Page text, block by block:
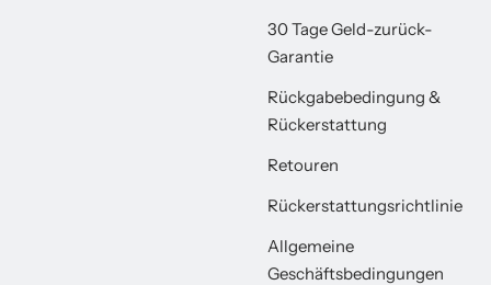
30 Tage Geld-zurück-
Garantie
Rückgabebedingung &
Rückerstattung
Retouren
Rückerstattungsrichtlinie
Allgemeine
Geschäftsbedingungen